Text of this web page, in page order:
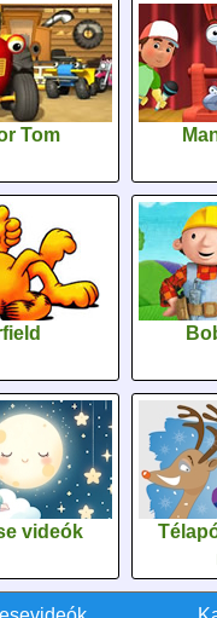
Tom
videók